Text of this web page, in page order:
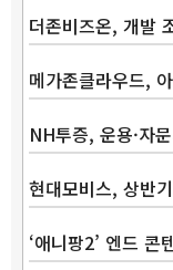
더존비즈온, 개발
메가존클라우드,
NH투증, 운용·자
현대모비스, 상반
‘애니팡2’ 엔드